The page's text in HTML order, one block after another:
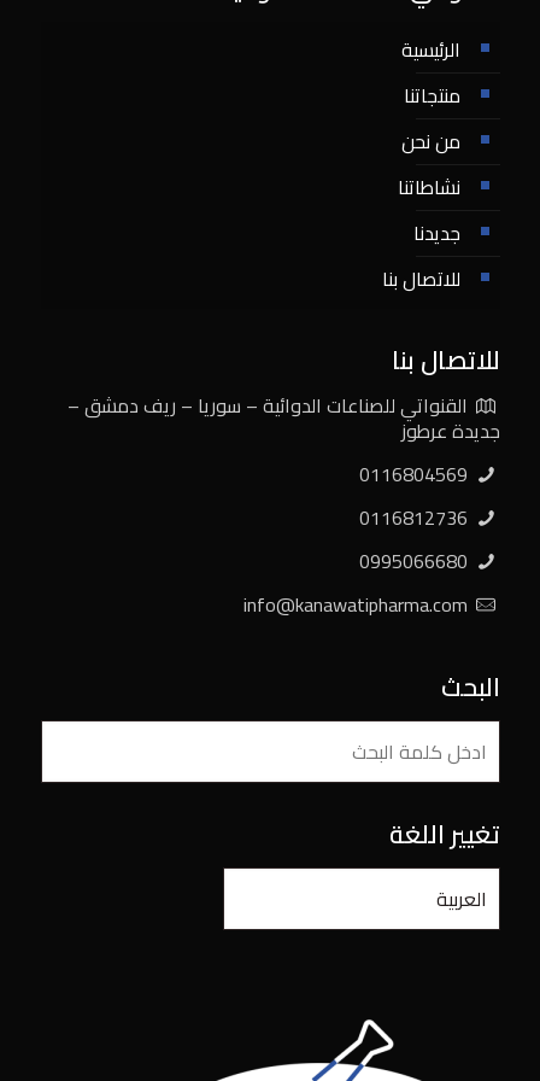
الرئيسية
منتجاتنا
من نحن
نشاطاتنا
جديدنا
للاتصال بنا
للاتصال بنا
القنواتي للصناعات الدوائية – سوريا – ريف دمشق –
جديدة عرطوز
البحث
تغيير اللغة